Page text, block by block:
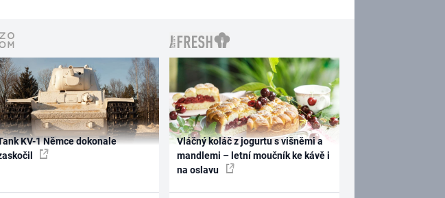
KV-1 Němce dokonale
Vláčný koláč z jogurtu s višněmi a
mandlemi – letní moučník ke kávě i
na oslavu